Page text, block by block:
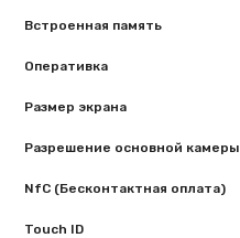
Встроенная память
Оперативка
Размер экрана
Разрешение основной камеры
NfC (Бесконтактная оплата)
Touch ID